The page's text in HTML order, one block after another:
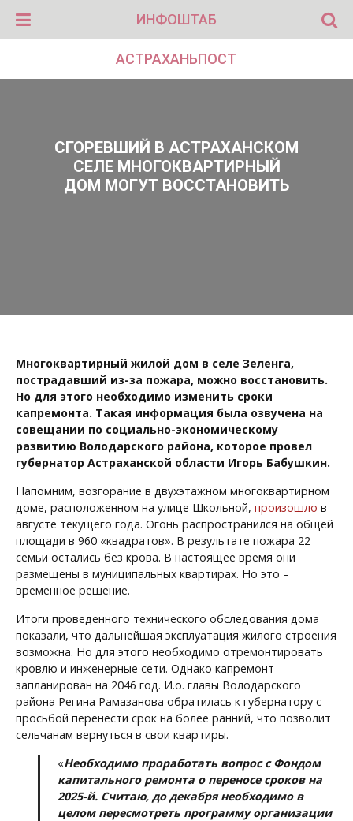
ИНФОШТАБ
АСТРАХАНЬПОСТ
СГОРЕВШИЙ В АСТРАХАНСКОМ
СЕЛЕ МНОГОКВАРТИРНЫЙ
ДОМ МОГУТ ВОССТАНОВИТЬ
Многоквартирный жилой дом в селе Зеленга,
пострадавший из-за пожара, можно восстановить.
Но для этого необходимо изменить сроки
капремонта. Такая информация была озвучена на
совещании по социально-экономическому
развитию Володарского района, которое провел
губернатор Астраханской области Игорь Бабушкин.
Напомним, возгорание в двухэтажном многоквартирном
доме, расположенном на улице Школьной, произошло в
августе текущего года. Огонь распространился на общей
площади в 960 «квадратов». В результате пожара 22
семьи остались без крова. В настоящее время они
размещены в муниципальных квартирах. Но это –
временное решение.
Итоги проведенного технического обследования дома
показали, что дальнейшая эксплуатация жилого строения
возможна. Но для этого необходимо отремонтировать
кровлю и инженерные сети. Однако капремонт
запланирован на 2046 год. И.о. главы Володарского
района Регина Рамазанова обратилась к губернатору с
просьбой перенести срок на более ранний, что позволит
сельчанам вернуться в свои квартиры.
«Необходимо проработать вопрос с Фондом
капитального ремонта о переносе сроков на
2025-й. Считаю, до декабря необходимо в
целом пересмотреть программу организации